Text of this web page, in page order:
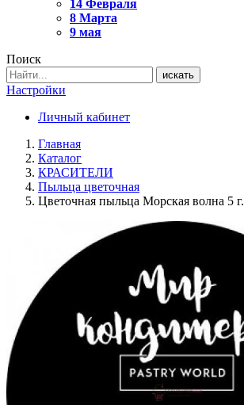
14 Февраля
8 Марта
9 мая
Поиск
искать
Настройки
Личный кабинет
Главная
Каталог
КРАСИТЕЛИ
Пыльца цветочная
Цветочная пыльца Морская волна 5 г.